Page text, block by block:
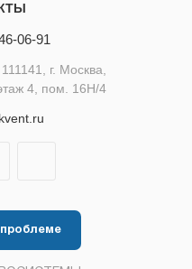
06-91
г. Москва,
4, пом. 16Н/4